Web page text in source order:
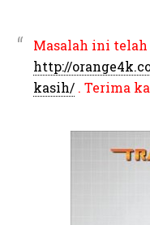
Masalah ini
http://
kasih/ . Terima